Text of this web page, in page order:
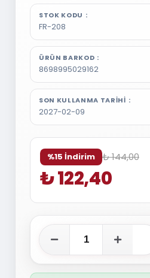
STOK KODU
FR-208
ÜRÜN BARKOD
8698995029162
SON KULLANMA TARIHI
2027-02-09
%15 İndirim ₺ 144,00
₺ 122,40